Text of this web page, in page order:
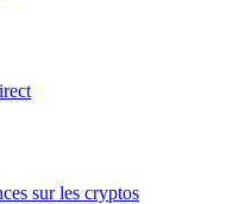
sur les cryptos